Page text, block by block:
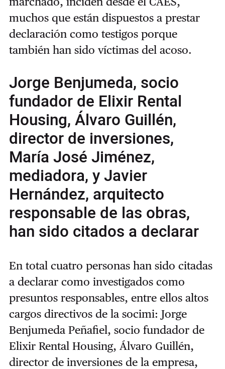
muchos que están dispuestos a prestar
declaración como testigos porque
también han sido víctimas del acoso.
Jorge Benjumeda, socio
fundador de Elixir Rental
Housing, Álvaro Guillén,
director de inversiones,
María José Jiménez,
mediadora, y Javier
Hernández, arquitecto
responsable de las obras,
han sido citados a declarar
En total cuatro personas han sido citadas
a declarar como investigados como
presuntos responsables, entre ellos altos
cargos directivos de la socimi: Jorge
Benjumeda Peñafiel, socio fundador de
Elixir Rental Housing, Álvaro Guillén,
director de inversiones de la empresa,